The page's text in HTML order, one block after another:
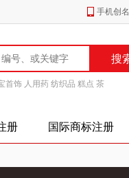
手机创名
首饰 人用药 纺织品 糕点 茶
册 国际商标注册